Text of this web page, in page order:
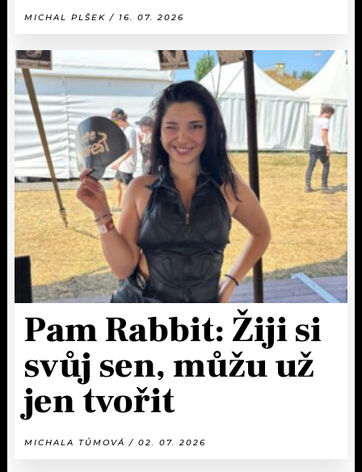
MICHAL PLŠEK / 16. 07. 2026
Pam Rabbit: Žiji si
svůj sen, můžu už
jen tvořit
MICHALA TŮMOVÁ / 02. 07. 2026